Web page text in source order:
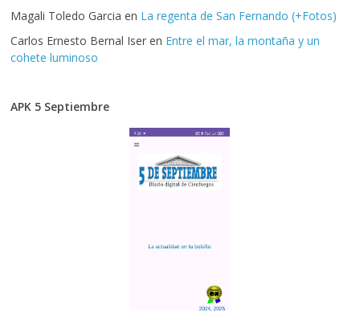
Magali Toledo Garcia en La regenta de San Fernando (+Fotos)
Carlos Ernesto Bernal Iser en Entre el mar, la montaña y un
cohete luminoso
APK 5 Septiembre